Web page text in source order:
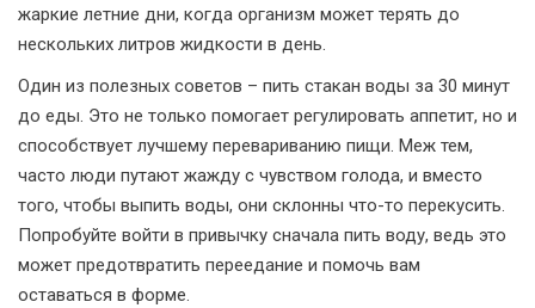
жаркие летние дни, когда организм может терять до
нескольких литров жидкости в день.
Один из полезных советов – пить стакан воды за 30 минут
до еды. Это не только помогает регулировать аппетит, но и
способствует лучшему перевариванию пищи. Меж тем,
часто люди путают жажду с чувством голода, и вместо
того, чтобы выпить воды, они склонны что-то перекусить.
Попробуйте войти в привычку сначала пить воду, ведь это
может предотвратить переедание и помочь вам
оставаться в форме.